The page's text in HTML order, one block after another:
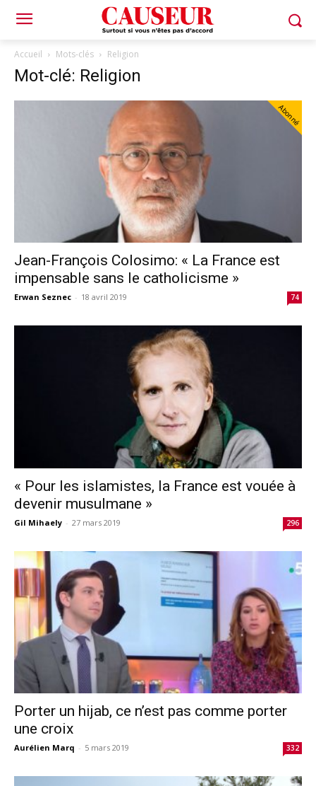
Accueil Mots-clés Religion
Mot-clé: Religion
Abonné
Jean-François Colosimo: « La France est
impensable sans le catholicisme »
Erwan Seznec - 18 avril 2019 74
« Pour les islamistes, la France est vouée à
devenir musulmane »
Gil Mihaely - 27 mars 2019 296
Porter un hijab, ce n’est pas comme porter
une croix
Aurélien Marq - 5 mars 2019 332